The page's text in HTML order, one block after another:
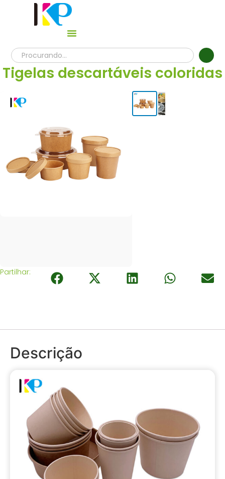
Tigelas descartáveis coloridas
Partilhar:
Descrição